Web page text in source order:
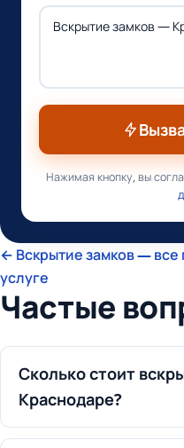
Нажимая кнопку, вы
← Вскрытие замков —
услуге
Частые
Сколько стоит
Краснодаре?